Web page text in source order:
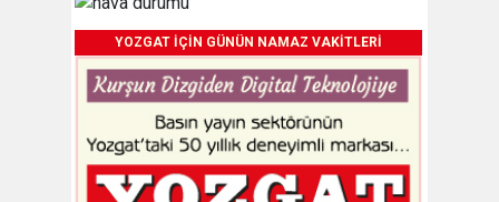
YOZGAT İÇİN GÜNÜN NAMAZ VAKİTLERİ